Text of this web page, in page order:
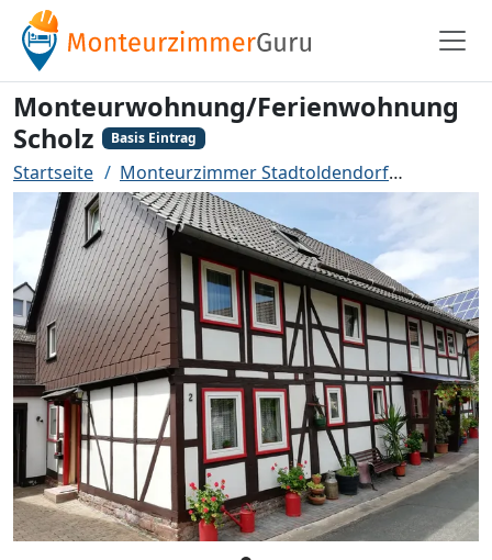
Monteurwohnung/Ferienwohnung
Scholz
Basis Eintrag
Startseite Monteurzimmer Stadtoldendorf